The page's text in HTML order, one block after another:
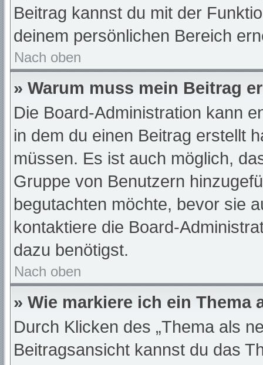
Beitrag kannst du mit der
deinem persönlichen Bereich
Nach oben
» Warum muss mein Beitrag
Die Board-Administration kann
in dem du einen Beitrag erstellt
müssen. Es ist auch möglich,
Gruppe von Benutzern
begutachten möchte, bevor sie
kontaktiere die Board-
dazu benötigst.
Nach oben
» Wie markiere ich ein Thema
Durch Klicken des „Thema als
Beitragsansicht kannst du das